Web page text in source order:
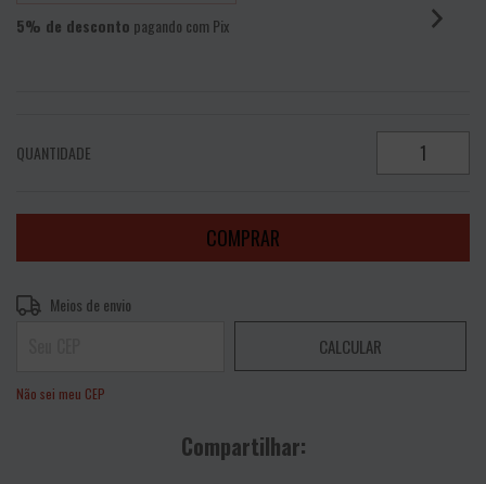
5% de desconto pagando com Pix
QUANTIDADE
Entregas para o CEP:
Meios de envio
CALCULAR
Não sei meu CEP
Compartilhar: